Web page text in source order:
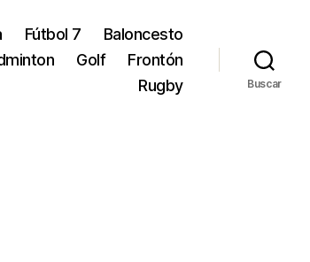
Fútbol 7
Baloncesto
Golf
Frontón
Rugby
Buscar